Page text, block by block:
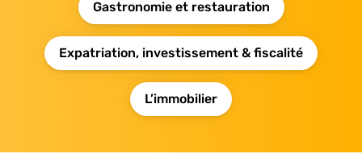
Gastronomie et restauration
Expatriation, investissement & fiscalité
L’immobilier